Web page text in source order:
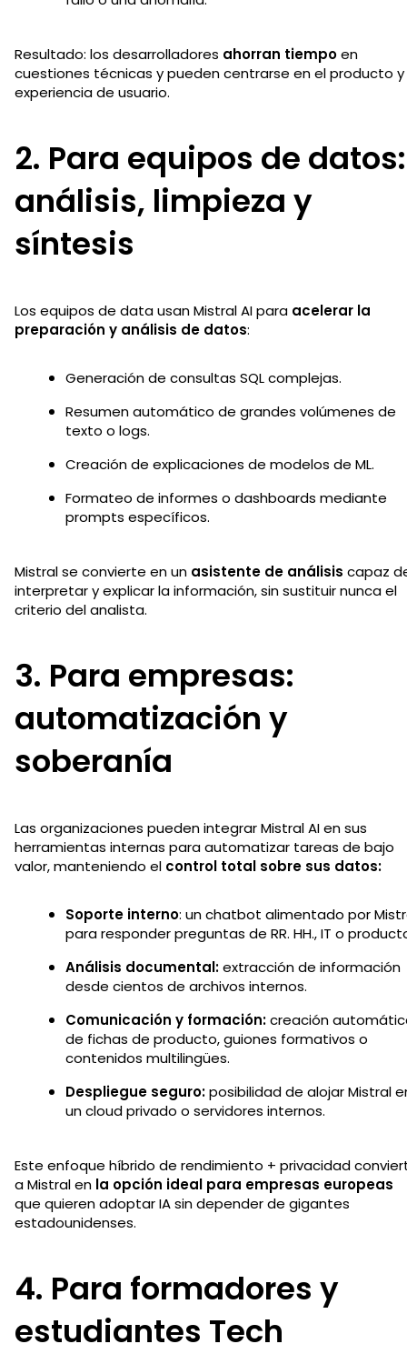
Resultado: los desarrolladores ahorran tiempoen
cuestiones técnicas y pueden centrarse en el producto y
experiencia de usuario.
2. Para equipos de datos:
análisis, limpieza y
síntesis
Los equipos de data usan Mistral AI para acelerar la
preparación y análisis de datos:
Generación de consultas SQL complejas.
Resumen automático de grandes volúmenes de
texto o logs.
Creación de explicaciones de modelos de ML.
Formateo de informes o dashboards mediante
prompts específicos.
Mistral se convierte en un asistente de análisis capaz
interpretar y explicar la información, sin sustituir nunca el
criterio del analista.
3. Para empresas:
automatización y
soberanía
Las organizaciones pueden integrar Mistral AI en sus
herramientas internas para automatizar tareas de bajo
valor, manteniendo el control total sobre sus datos:
Soporte interno: un chatbot alimentado por
para responder preguntas de RR. HH., IT o
Análisis documental:extracción de información
desde cientos de archivos internos.
Comunicación y formación:creación
de fichas de producto, guiones formativos o
contenidos multilingües.
Despliegue seguro:posibilidad de alojar Mistral
un cloud privado o servidores internos.
Este enfoque híbrido de rendimiento + privacidad
a Mistral en la opción ideal para empresas europeas
que quieren adoptar IA sin depender de gigantes
estadounidenses.
4. Para formadores y
estudiantes Tech